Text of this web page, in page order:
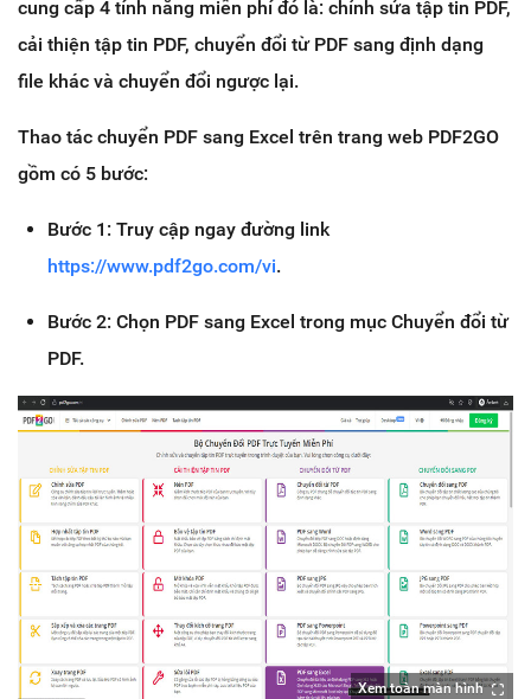
cung cấp 4 tính năng miễn phí đó là: chỉnh sửa tập tin PDF,
cải thiện tập tin PDF, chuyển đổi từ PDF sang định dạng
file khác và chuyển đổi ngược lại.
Thao tác chuyển PDF sang Excel trên trang web PDF2GO
gồm có 5 bước:
Bước 1: Truy cập ngay đường link
https://www.pdf2go.com/vi.
Bước 2: Chọn PDF sang Excel trong mục Chuyển đổi từ
PDF.
Xem toàn màn hình